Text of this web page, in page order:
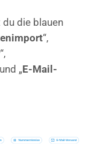
die blauen
“,
“,
„E-Mail-